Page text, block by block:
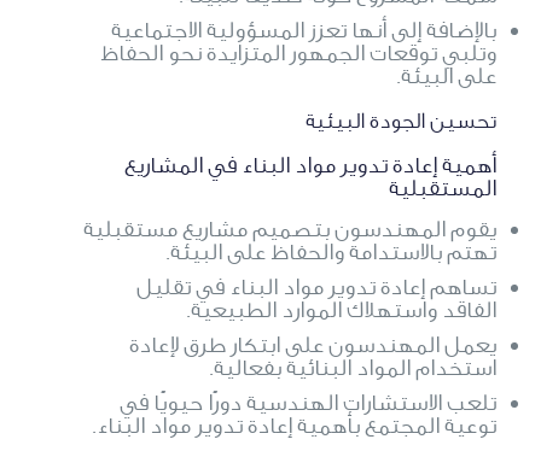
بالإضافة إلى أنها تعزز المسؤولية الاجتماعية
وتلبي توقعات الجمهور المتزايدة نحو الحفاظ
على البيئة.
تحسين الجودة البيئية
أهمية إعادة تدوير مواد البناء في المشاريع
المستقبلية
يقوم المهندسون بتصميم مشاريع مستقبلية
تهتم بالاستدامة والحفاظ على البيئة.
تساهم إعادة تدوير مواد البناء في تقليل
الفاقد واستهلاك الموارد الطبيعية.
يعمل المهندسون على ابتكار طرق لإعادة
استخدام المواد البنائية بفعالية.
تلعب الاستشارات الهندسية دورًا حيويًا في
توعية المجتمع بأهمية إعادة تدوير مواد البناء.